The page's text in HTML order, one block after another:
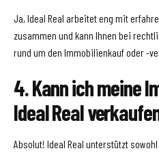
Ja, Ideal Real arbeitet eng mit
zusammen und kann Ihnen bei
rund um den Immobilienkauf oder -
4. Kann ich meine
Ideal Real
Absolut! Ideal Real unterstützt